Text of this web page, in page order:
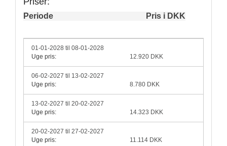
Periode Pris i DKK
01-01-2028 til 08-01-2028
Uge pris:
12.920 DKK
06-02-2027 til 13-02-2027
Uge pris:
8.780 DKK
13-02-2027 til 20-02-2027
Uge pris:
14.323 DKK
20-02-2027 til 27-02-2027
Uge pris:
11.114 DKK